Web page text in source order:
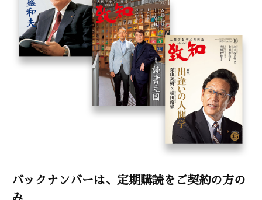
バックナンバーは、定期購読をご契約の方の
み